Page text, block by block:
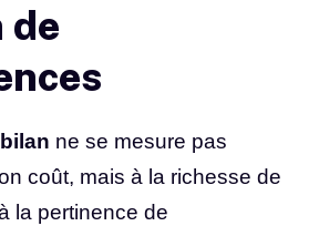
de
ne se mesure pas
coût, mais à la richesse de
la pertinence de